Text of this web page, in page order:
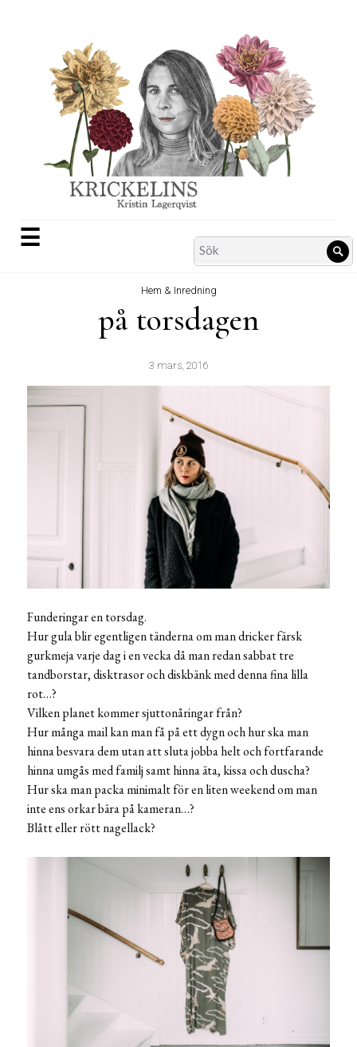
☰
Search
for:
Hem & Inredning
på torsdagen
3 mars, 2016
Funderingar en torsdag.
Hur gula blir egentligen tänderna om man dricker färsk
gurkmeja varje dag i en vecka då man redan sabbat tre
tandborstar, disktrasor och diskbänk med denna fina lilla
rot…?
Vilken planet kommer sjuttonåringar från?
Hur många mail kan man få på ett dygn och hur ska man
hinna besvara dem utan att sluta jobba helt och fortfarande
hinna umgås med familj samt hinna äta, kissa och duscha?
Hur ska man packa minimalt för en liten weekend om man
inte ens orkar bära på kameran…?
Blått eller rött nagellack?